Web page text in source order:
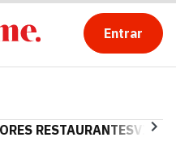
Entrar
RESTAURANTES